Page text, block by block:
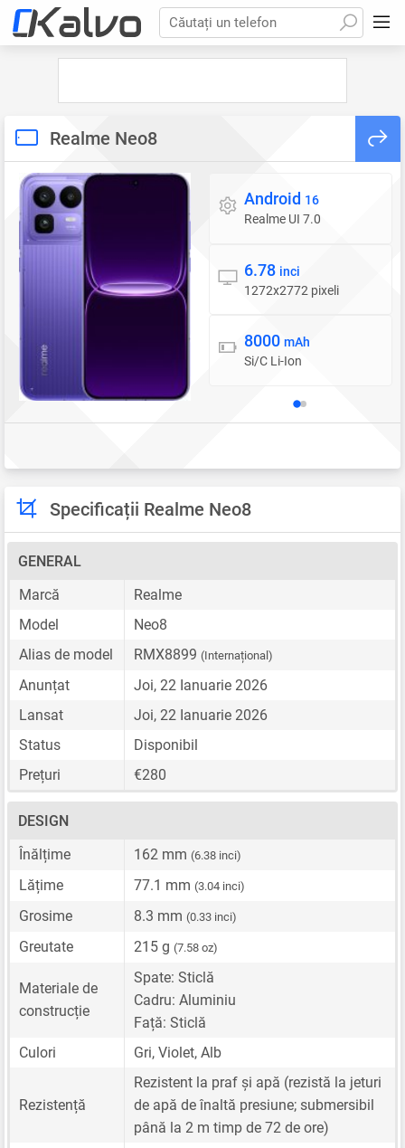
Căutați un telefon
Realme Neo8
Sistem de operare
Android 16
Realme UI 7.0
Display
6.78 inci
1272x2772 pixeli
Baterie
8000 mAh
Si/C Li-Ion
Specificații Realme Neo8
GENERAL
Marcă
Realme
Model
Neo8
Alias de model
RMX8899 (Internațional)
Anunțat
Joi, 22 Ianuarie 2026
Lansat
Joi, 22 Ianuarie 2026
Status
Disponibil
Prețuri
€280
DESIGN
Înălțime
162 mm (6.38 inci)
Lățime 77.1 mm (3.04 inci)
Grosime 8.3 mm (0.33 inci)
Greutate 215 g (7.58 oz)
Materiale de
construcție
Spate: Sticlă
Cadru: Aluminiu
Față: Sticlă
Culori
Gri, Violet, Alb
Rezistență
Rezistent la praf și apă (rezistă la jeturi
de apă de înaltă presiune; submersibil
până la 2 m timp de 72 de ore)